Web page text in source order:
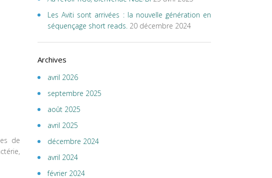
de
Les Aviti sont arrivées : la nouvelle génération en
séquençage short reads. 20 décembre 2024
Archives
avril 2026
septembre 2025
août 2025
avril 2025
décembre 2024
avril 2024
février 2024